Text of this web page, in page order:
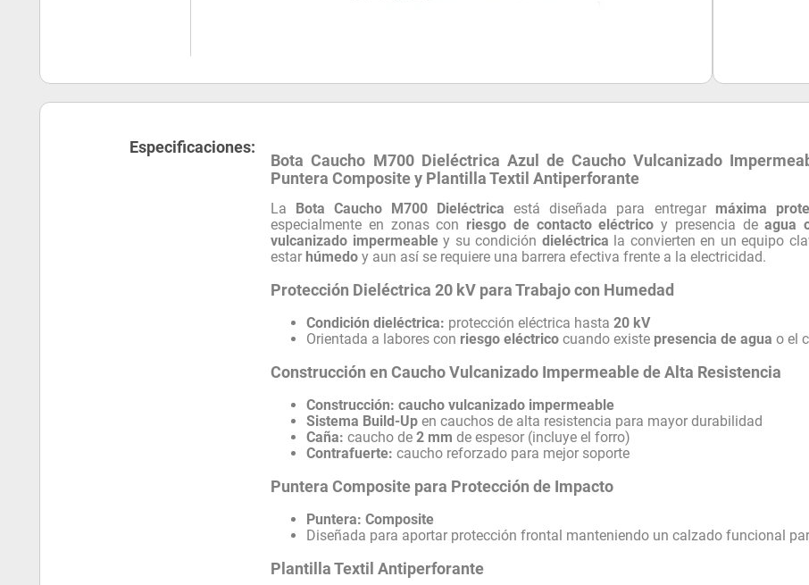
Especificaciones:
Bota Caucho M700 Dieléctrica Azul de Caucho Vulcanizado
Puntera Composite y Plantilla Textil Antiperforante
La Bota Caucho M700 Dieléctrica está diseñada para entregar máxima
especialmente en zonas con riesgo de contacto eléctrico y presencia deagua
vulcanizado impermeabley su condición dieléctrica la convierten en un equipo
estarhúmedo y aun así se requiere una barrera efectiva frente a la electricidad.
Protección Dieléctrica 20 kV para Trabajo con Humedad
Condición dieléctrica: protección eléctrica hasta20 kV
Orientada a labores con riesgo eléctrico cuando existe presencia de agua o el
Construcción en Caucho Vulcanizado Impermeable de Alta Resistencia
Construcción: caucho vulcanizado impermeable
Sistema Build-Up en cauchos de alta resistencia para mayor durabilidad
Caña: caucho de2 mm de espesor (incluye el forro)
Contrafuerte: caucho reforzado para mejor soporte
Puntera Composite para Protección de Impacto
Puntera: Composite
Diseñada para aportar protección frontal manteniendo un calzado funcional
Plantilla Textil Antiperforante